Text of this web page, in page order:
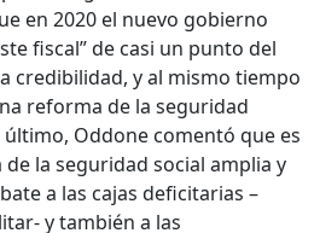
en 2020 el nuevo gobierno
fiscal” de casi un punto del
credibilidad, y al mismo tiempo
reforma de la seguridad
último, Oddone comentó que es
la seguridad social amplia y
a las cajas deficitarias –
y también a las